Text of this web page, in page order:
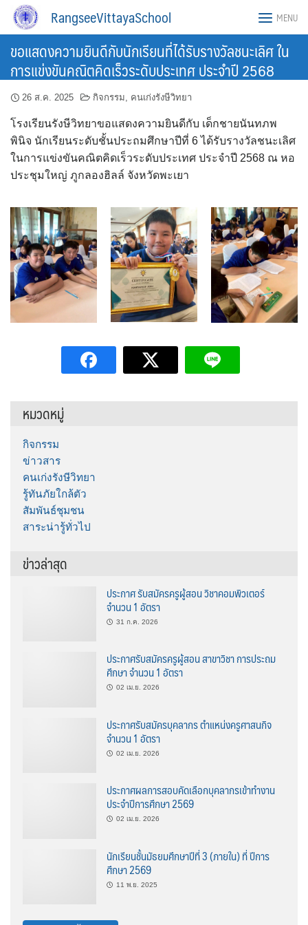
Skip
RangseeVittayaSchool MENU
ขอแสดงความยินดีกับนักเรียนที่ได้รับรางวัลชนะเลิศ ใน
การแข่งขันคณิตคิดเร็วระดับประเทศ ประจำปี 2568
26 ส.ค. 2025 กิจกรรม, คนเก่งรังษีวิทยา
โรงเรียนรังษีวิทยาขอแสดงความยินดีกับ เด็กชายนันทภพ
พินิจ นักเรียนระดับชั้นประถมศึกษาปีที่ 6 ได้รับรางวัลชนะเลิศ
ในการแข่งขันคณิตคิดเร็วระดับประเทศ ประจำปี 2568 ณ หอ
ประชุมใหญ่ ภูกลองฮิลล์ จังหวัดพะเยา
หมวดหมู่
กิจกรรม
ข่าวสาร
คนเก่งรังษีวิทยา
รู้ทันภัยใกล้ตัว
สัมพันธ์ชุมชน
สาระน่ารู้ทั่วไป
ข่าวล่าสุด
ประกาศ รับสมัครครูผู้สอน วิชาคอมพิวเตอร์
จำนวน 1 อัตรา
31 ก.ค. 2026
ประกาศรับสมัครครูผู้สอน สาขาวิชา การประถม
ศึกษา จำนวน 1 อัตรา
02 เม.ย. 2026
ประกาศรับสมัครบุคลากร ตำแหน่งครูศาสนกิจ
จำนวน 1 อัตรา
02 เม.ย. 2026
ประกาศผลการสอบคัดเลือกบุคลากรเข้าทำงาน
ประจำปีการศึกษา 2569
02 เม.ย. 2026
นักเรียนชั้นมัธยมศึกษาปีที่ 3 (ภายใน) ที่ ปีการ
ศึกษา 2569
11 พ.ย. 2025